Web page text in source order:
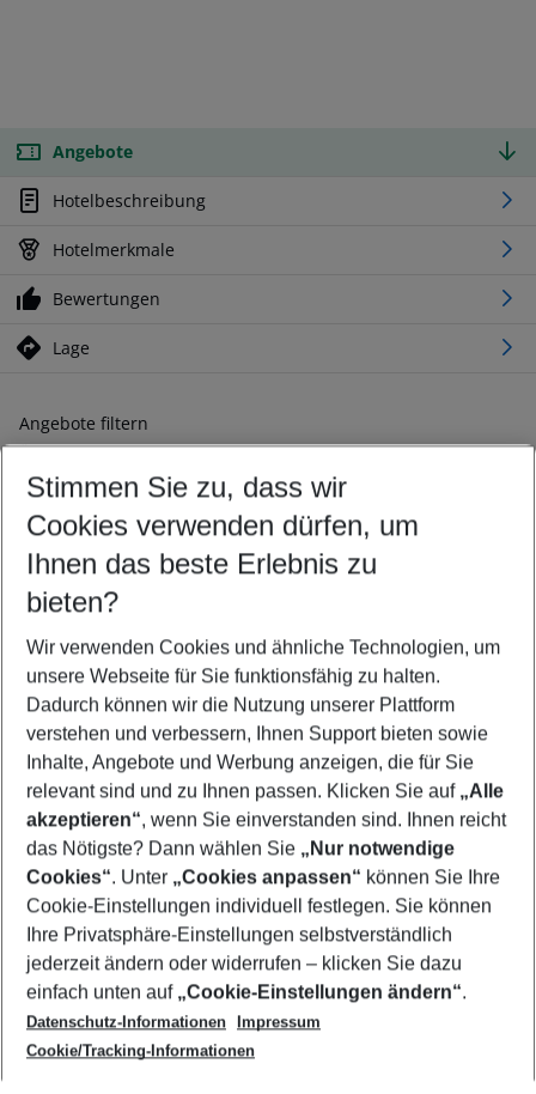
Angebote
Hotelbeschreibung
Hotelmerkmale
Bewertungen
Lage
Angebote filtern
Ändern Sie Ihre Kriterien nach Ihren Wünschen
Abflughafen wählen
Beliebiger Abflughafen
Reisezeitraum wählen
10.08.26– 08.08.27 5-8 Nächte
2 Erwachsene Keine Kinder
Mehr Filter anzeigen
Footer
Footer navigation
Über uns
AGB
Cookie-Einstellungen ändern
Cookie-Richtlinie
Datenschutz
Service & Hilfe
Barrierefreies Reisen
Check-in
Folgen Sie uns
Stimmen Sie zu, dass wir
Cookies verwenden dürfen, um
Ihnen das beste Erlebnis zu
bieten?
Wir verwenden Cookies und ähnliche Technologien, um
unsere Webseite für Sie funktionsfähig zu halten.
Dadurch können wir die Nutzung unserer Plattform
verstehen und verbessern, Ihnen Support bieten sowie
Inhalte, Angebote und Werbung anzeigen, die für Sie
relevant sind und zu Ihnen passen. Klicken Sie auf „Alle
akzeptieren“, wenn Sie einverstanden sind. Ihnen reicht
das Nötigste? Dann wählen Sie „Nur notwendige
Cookies“. Unter „Cookies anpassen“ können Sie Ihre
Cookie-Einstellungen individuell festlegen. Sie können
Ihre Privatsphäre-Einstellungen selbstverständlich
jederzeit ändern oder widerrufen – klicken Sie dazu
einfach unten auf „Cookie-Einstellungen ändern“.
Datenschutz-Informationen
Impressum
Cookie/Tracking-Informationen